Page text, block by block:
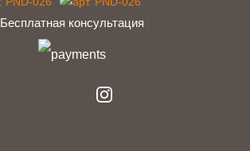
Бесплатная консультация
ВконтактеWhatsapp